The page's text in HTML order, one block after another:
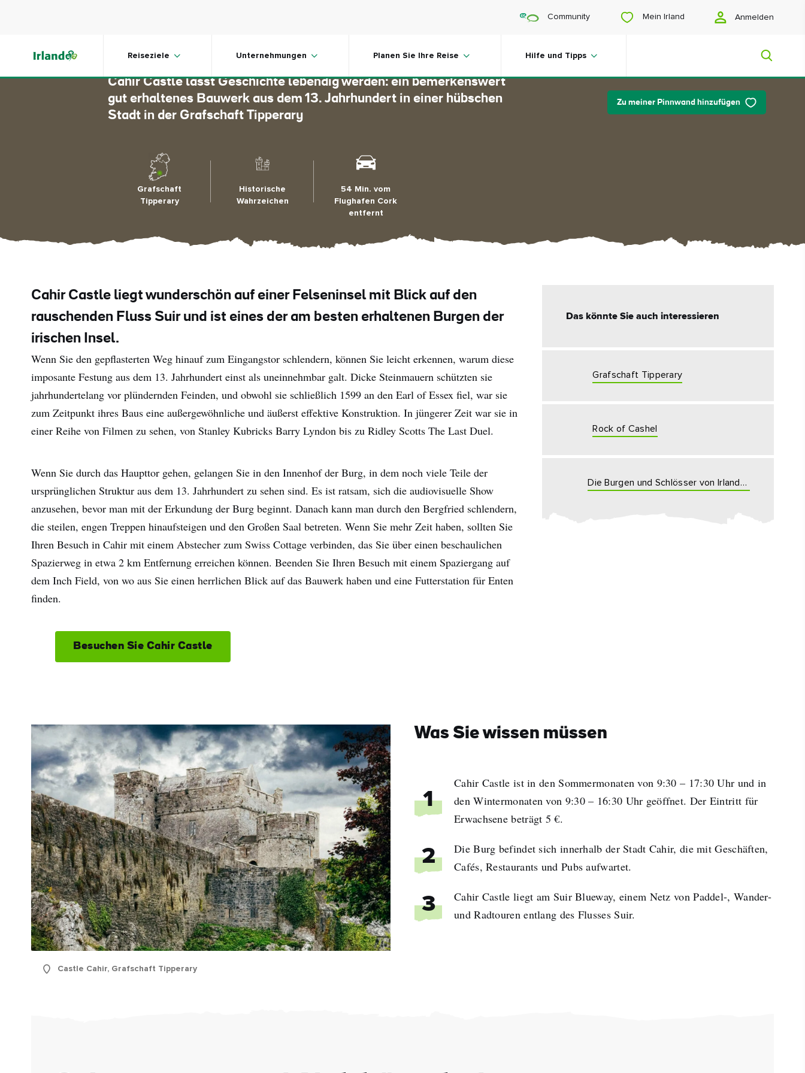
Community Mein Irland Anmelden
Reiseziele Unternehmungen Planen Sie Ihre Reise Hilfe und Tipps
#AktivitätenImFreien
Zu meiner Pinnwand hinzufügen
Cahir Castle
Cahir Castle lässt Geschichte lebendig werden: ein bemerkenswert
gut erhaltenes Bauwerk aus dem 13. Jahrhundert in einer hübschen
Stadt in der Grafschaft Tipperary
Grafschaft
Tipperary
Historische
Wahrzeichen
54 Min. vom
Flughafen Cork
entfernt
Cahir Castle liegt wunderschön auf einer Felseninsel mit Blick auf den
rauschenden Fluss Suir und ist eines der am besten erhaltenen Burgen der
irischen Insel.
Wenn Sie den gepflasterten Weg hinauf zum Eingangstor schlendern, können Sie leicht erkennen, warum diese
imposante Festung aus dem 13. Jahrhundert einst als uneinnehmbar galt. Dicke Steinmauern schützten sie
jahrhundertelang vor plündernden Feinden, und obwohl sie schließlich 1599 an den Earl of Essex fiel, war sie
zum Zeitpunkt ihres Baus eine außergewöhnliche und äußerst effektive Konstruktion. In jüngerer Zeit war sie in
einer Reihe von Filmen zu sehen, von Stanley Kubricks Barry Lyndon bis zu Ridley Scotts The Last Duel.
Wenn Sie durch das Haupttor gehen, gelangen Sie in den Innenhof der Burg, in dem noch viele Teile der
ursprünglichen Struktur aus dem 13. Jahrhundert zu sehen sind. Es ist ratsam, sich die audiovisuelle Show
anzusehen, bevor man mit der Erkundung der Burg beginnt. Danach kann man durch den Bergfried schlendern,
die steilen, engen Treppen hinaufsteigen und den Großen Saal betreten. Wenn Sie mehr Zeit haben, sollten Sie
Ihren Besuch in Cahir mit einem Abstecher zum Swiss Cottage verbinden, das Sie über einen beschaulichen
Spazierweg in etwa 2 km Entfernung erreichen können. Beenden Sie Ihren Besuch mit einem Spaziergang auf
dem Inch Field, von wo aus Sie einen herrlichen Blick auf das Bauwerk haben und eine Futterstation für Enten
finden.
Besuchen Sie Cahir Castle
Das könnte Sie auch interessieren
Grafschaft Tipperary
Rock of Cashel
Die Burgen und Schlösser von Irlands historischem Osten
Castle Cahir, Grafschaft Tipperary
Was Sie wissen müssen
1
Cahir Castle ist in den Sommermonaten von 9:30 – 17:30 Uhr und in
den Wintermonaten von 9:30 – 16:30 Uhr geöffnet. Der Eintritt für
Erwachsene beträgt 5 €.
2
Die Burg befindet sich innerhalb der Stadt Cahir, die mit Geschäften,
Cafés, Restaurants und Pubs aufwartet.
3
Cahir Castle liegt am Suir Blueway, einem Netz von Paddel-, Wander-
und Radtouren entlang des Flusses Suir.